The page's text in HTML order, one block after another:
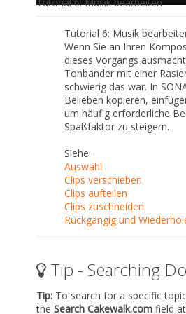
Tutorial 6: Musik
Wenn Sie an Ihren
dieses Vorgangs
Tonbänder mit einer
schwierig das war. In
Belieben kopieren,
um häufig erforderliche
Spaßfaktor zu steigern.
Siehe:
Auswahl
Clips verschieben
Clips aufteilen
Clips zuschneiden
Rückgängig und
Tip - Searching
Tip: To search for a specific
the Search Cakewalk.com field